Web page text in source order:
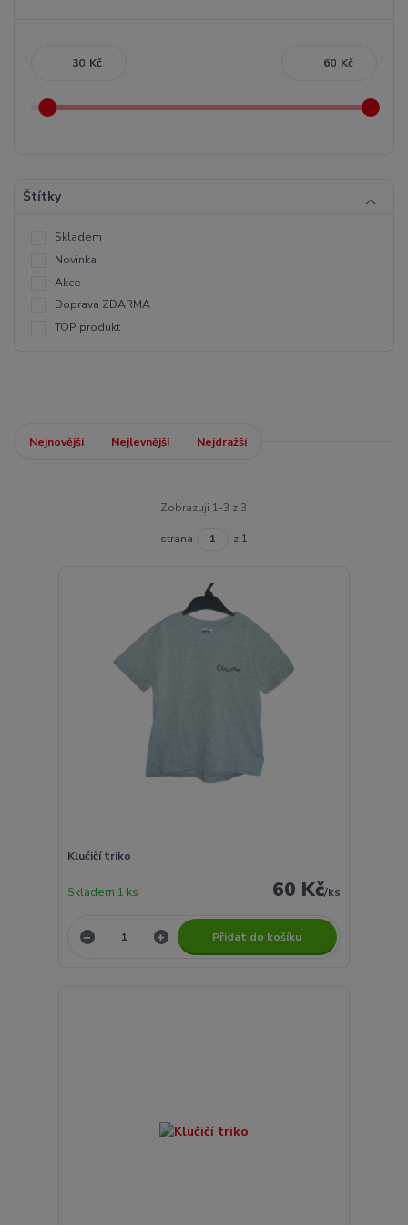
Kč Kč
Štítky
Skladem
Novinka
Akce
Doprava ZDARMA
TOP produkt
Nejnovější Nejlevnější Nejdražší
Zobrazuji 1-3 z 3
strana z 1
Klučičí triko
60 Kč/ks
Skladem 1 ks
Přidat do košíku